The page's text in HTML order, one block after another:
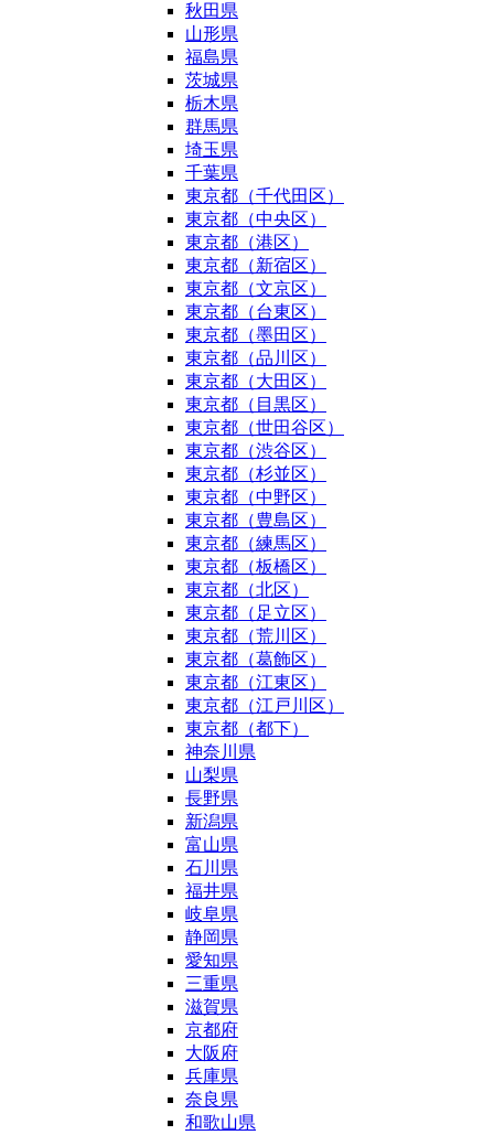
秋田県
山形県
福島県
茨城県
栃木県
群馬県
埼玉県
千葉県
東京都（千代田区）
東京都（中央区）
東京都（港区）
東京都（新宿区）
東京都（文京区）
東京都（台東区）
東京都（墨田区）
東京都（品川区）
東京都（大田区）
東京都（目黒区）
東京都（世田谷区）
東京都（渋谷区）
東京都（杉並区）
東京都（中野区）
東京都（豊島区）
東京都（練馬区）
東京都（板橋区）
東京都（北区）
東京都（足立区）
東京都（荒川区）
東京都（葛飾区）
東京都（江東区）
東京都（江戸川区）
東京都（都下）
神奈川県
山梨県
長野県
新潟県
富山県
石川県
福井県
岐阜県
静岡県
愛知県
三重県
滋賀県
京都府
大阪府
兵庫県
奈良県
和歌山県